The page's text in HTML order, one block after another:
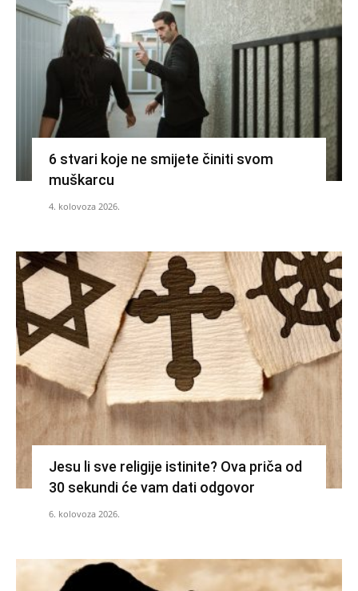
6 stvari koje ne smijete činiti svom
muškarcu
4. kolovoza 2026.
Jesu li sve religije istinite? Ova priča od
30 sekundi će vam dati odgovor
6. kolovoza 2026.